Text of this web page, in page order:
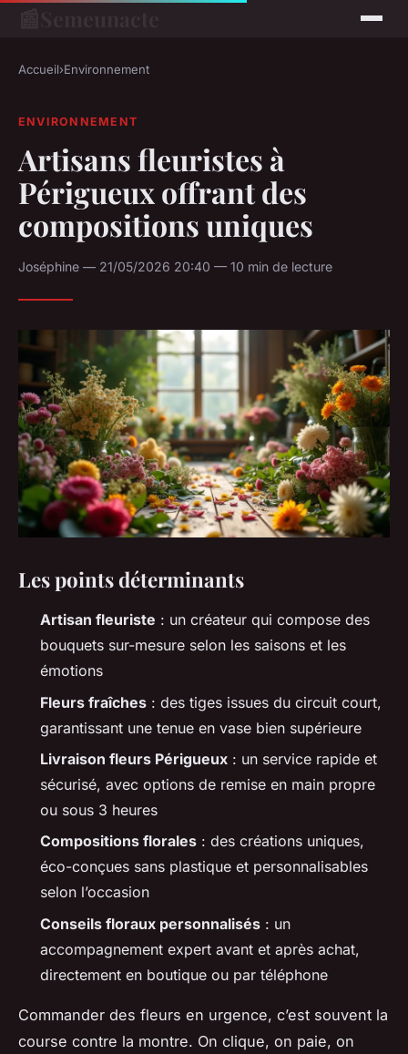
Accueil›Environnement
ENVIRONNEMENT
Artisans fleuristes à
Périgueux offrant des
compositions uniques
Joséphine — 21/05/2026 20:40 — 10 min de lecture
Les points déterminants
Artisan fleuriste : un créateur qui compose des
bouquets sur-mesure selon les saisons et les
émotions
Fleurs fraîches : des tiges issues du circuit court,
garantissant une tenue en vase bien supérieure
Livraison fleurs Périgueux : un service rapide et
sécurisé, avec options de remise en main propre
ou sous 3 heures
Compositions florales : des créations uniques,
éco-conçues sans plastique et personnalisables
selon l’occasion
Conseils floraux personnalisés : un
accompagnement expert avant et après achat,
directement en boutique ou par téléphone
Commander des fleurs en urgence, c’est souvent la
course contre la montre. On clique, on paie, on